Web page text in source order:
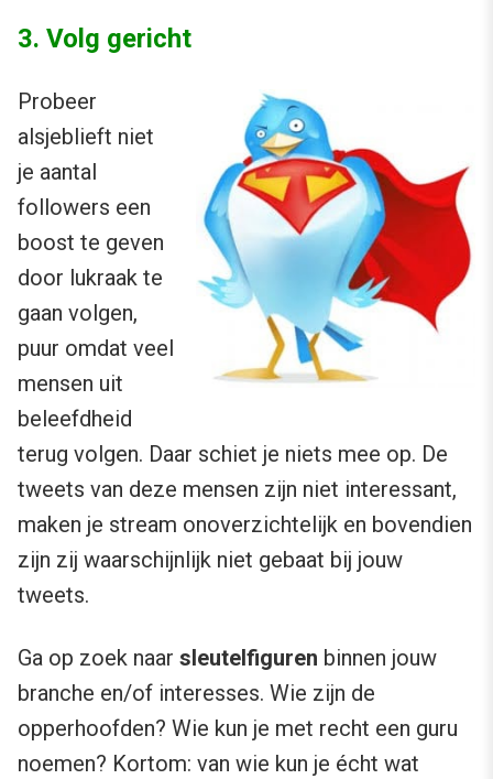
3. Volg gericht
Probeer
alsjeblieft niet
je aantal
followers een
boost te geven
door lukraak te
gaan volgen,
puur omdat veel
mensen uit
beleefdheid
terug volgen. Daar schiet je niets mee op. De
tweets van deze mensen zijn niet interessant,
maken je stream onoverzichtelijk en bovendien
zijn zij waarschijnlijk niet gebaat bij jouw
tweets.
Ga op zoek naar sleutelfiguren binnen jouw
branche en/of interesses. Wie zijn de
opperhoofden? Wie kun je met recht een guru
noemen? Kortom: van wie kun je écht wat